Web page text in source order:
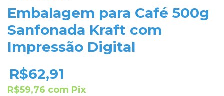
Embalagem para Café 500g
Sanfonada Kraft com
Impressão Digital
R$62,91
R$59,76 com Pix